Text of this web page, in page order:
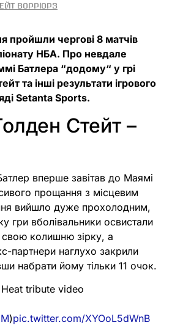
Ворріорз
пройшли чергові 8 матчів
НБА. Про невдале
Батлера “додому“ у грі
та інші результати ігрового
Setanta Sports.
Стейт –
вперше завітав до Маямі
прощання з місцевим
вийшло дуже прохолодним,
гри вболівальники освистали
свою колишню зірку, а
партнери наглухо закрили
набрати йому тільки 11 очок.
tribute video
)pic.twitter.com/XYOoL5dWnB